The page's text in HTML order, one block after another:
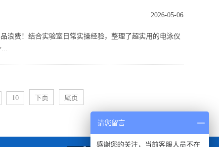
2026-05-06
浪费！结合实验室日常实操经验，整理了超实用的电泳仪
...
10 下页 尾页
请您留言
感谢您的关注，当前客服人员不在